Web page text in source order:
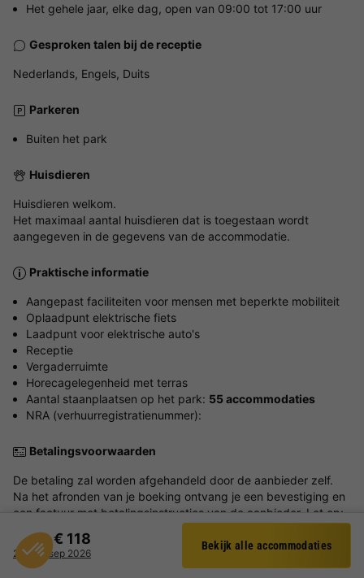
Filter
€ 118
22 - 24 sep 2026
Bekijk alle accommodaties
Het gehele jaar, elke dag, open van 09:00 tot 17:00 uur
Gesproken talen bij de receptie
Nederlands, Engels, Duits
Parkeren
Buiten het park
Huisdieren
Huisdieren welkom.
Het maximaal aantal huisdieren dat is toegestaan wordt
aangegeven in de gegevens van de accommodatie.
Praktische informatie
Aangepast faciliteiten voor mensen met beperkte mobiliteit
Oplaadpunt elektrische fiets
Laadpunt voor elektrische auto's
Receptie
Vergaderruimte
Horecagelegenheid met terras
Aantal staanplaatsen op het park: 55 accommodaties
NRA (verhuurregistratienummer):
Betalingsvoorwaarden
De betaling zal worden afgehandeld door de aanbieder zelf.
Na het afronden van je boeking ontvang je een bevestiging en
een factuur met betalingsinstructies van de aanbieder. Let op:
vaak moet de (aan)betaling vóór aankomst van je verblijf
worden voldaan.